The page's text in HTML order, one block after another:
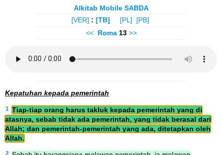
Alkitab Mobile SABDA
[VER] : [TB] [PL]
[PB]
<< Roma13 >>
Kepatuhan kepada pemerintah
1
Tiap-tiap orang harus takluk kepada pemerintah yang di
atasnya, sebab tidak ada pemerintah, yang tidak berasal dari
Allah; dan pemerintah-pemerintah yang ada, ditetapkan oleh
Allah.
2